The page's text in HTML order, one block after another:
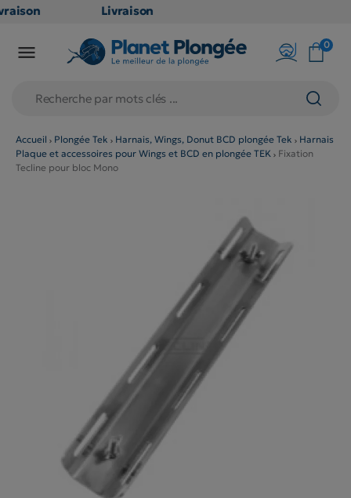
Livraison
en point
79€
(hors
produits
 0
Accueil Plongée Tek Harnais, Wings, Donut BCD plongée Tek
Harnais
Plaque et accessoires pour Wings et BCD en plongée TEK
Fixation
Tecline pour bloc Mono